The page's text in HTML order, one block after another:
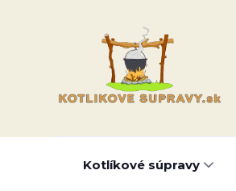
Kotlíkové súpravy